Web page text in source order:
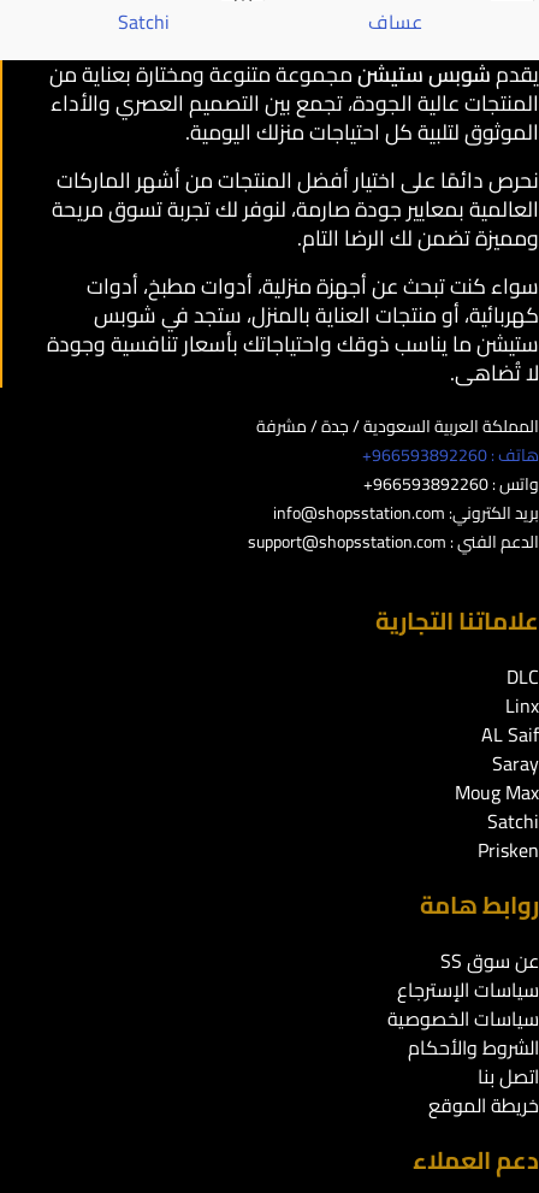
عساف Satchi
يقدمشوبس ستيشنمجموعة متنوعة ومختارة بعناية من
المنتجات عالية الجودة، تجمع بين التصميم العصري والأداء
الموثوق لتلبية كل احتياجات منزلك اليومية.
نحرص دائمًا على اختيار أفضل المنتجات من أشهر الماركات
العالمية بمعايير جودة صارمة، لنوفر لك تجربة تسوق مريحة
ومميزة تضمن لك الرضا التام.
سواء كنت تبحث عن أجهزة منزلية، أدوات مطبخ، أدوات
كهربائية، أو منتجات العناية بالمنزل، ستجد في شوبس
ستيشن ما يناسب ذوقك واحتياجاتك بأسعار تنافسية وجودة
لا تُضاهى.
المملكة العربية السعودية / جدة / مشرفة
هاتف : 966593892260+
واتس : 966593892260+
بريد الكتروني:info@shopsstation.com
الدعم الفني :support@shopsstation.com
علاماتنا التجارية
DLC
Linx
AL Saif
Saray
Moug Max
Satchi
Prisken
روابط هامة
عن سوق SS
سياسات الإسترجاع
سياسات الخصوصية
الشروط والأحكام
اتصل بنا
خريطة الموقع
دعم العملاء